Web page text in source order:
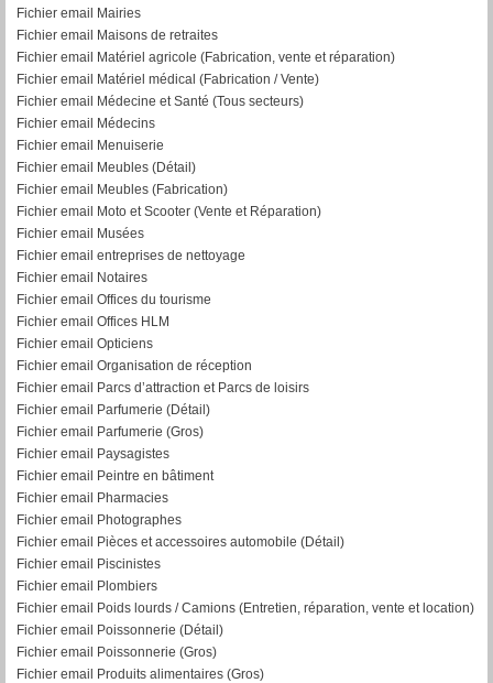
Fichier email Mairies
Fichier email Maisons de retraites
Fichier email Matériel agricole (Fabrication, vente et réparation)
Fichier email Matériel médical (Fabrication / Vente)
Fichier email Médecine et Santé (Tous secteurs)
Fichier email Médecins
Fichier email Menuiserie
Fichier email Meubles (Détail)
Fichier email Meubles (Fabrication)
Fichier email Moto et Scooter (Vente et Réparation)
Fichier email Musées
Fichier email entreprises de nettoyage
Fichier email Notaires
Fichier email Offices du tourisme
Fichier email Offices HLM
Fichier email Opticiens
Fichier email Organisation de réception
Fichier email Parcs d’attraction et Parcs de loisirs
Fichier email Parfumerie (Détail)
Fichier email Parfumerie (Gros)
Fichier email Paysagistes
Fichier email Peintre en bâtiment
Fichier email Pharmacies
Fichier email Photographes
Fichier email Pièces et accessoires automobile (Détail)
Fichier email Piscinistes
Fichier email Plombiers
Fichier email Poids lourds / Camions (Entretien, réparation, vente et location)
Fichier email Poissonnerie (Détail)
Fichier email Poissonnerie (Gros)
Fichier email Produits alimentaires (Gros)